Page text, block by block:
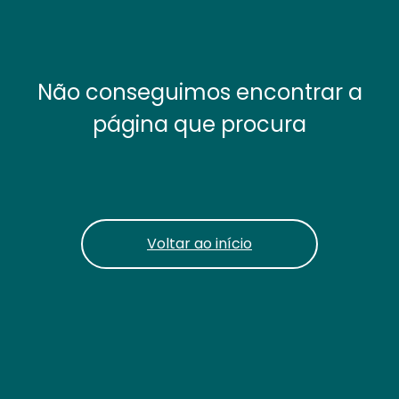
Não conseguimos encontrar a
página que procura
Voltar ao início